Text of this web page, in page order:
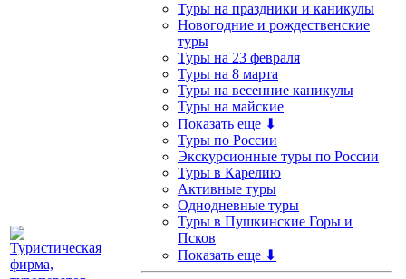
Туры на праздники и каникулы
Новогодние и рождественские
туры
Туры на 23 февраля
Туры на 8 марта
Туры на весенние каникулы
Туры на майские
Показать еще ⬇
Туры по России
Экскурсионные туры по России
Туры в Карелию
Активные туры
Однодневные туры
Туры в Пушкинские Горы и
Псков
Показать еще ⬇